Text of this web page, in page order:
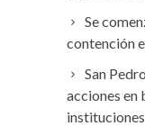
Se
contención
San
acciones en
instituciones